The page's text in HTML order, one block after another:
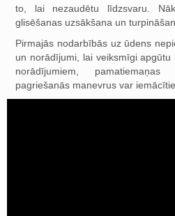
to, lai nezaudētu līdzsvaru.
glisēšanas uzsākšana un
Pirmajās nodarbībās uz ūdens
un norādījumi, lai veiksmīgi
norādījumiem,
pagriešanās manevrus var